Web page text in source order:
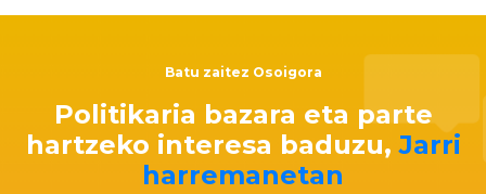
Batu zaitez Osoigora
Politikaria bazara eta parte
hartzeko interesa baduzu,Jarri
harremanetan